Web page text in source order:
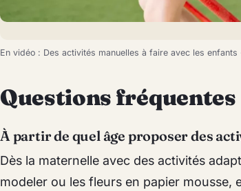
En vidéo : Des activités manuelles à faire avec les
Questions fréquentes
À partir de quel âge proposer des
Dès la maternelle avec des activités
modeler ou les fleurs en papier mousse,